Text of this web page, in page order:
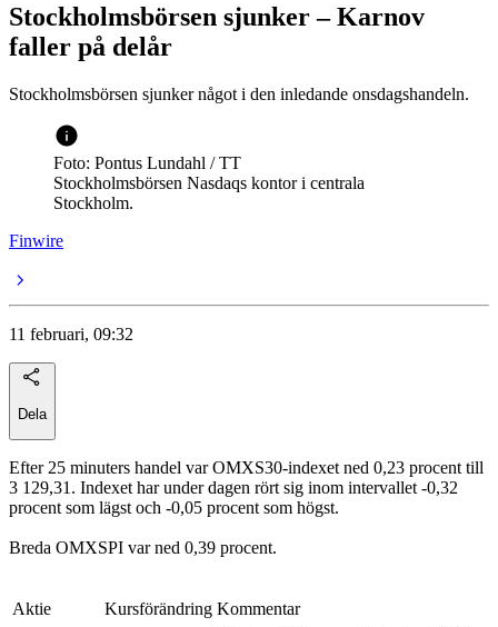
Stockholmsbörsen sjunker – Karnov
faller på delår
Stockholmsbörsen sjunker något i den inledande onsdagshandeln.
Foto: Pontus Lundahl / TT
Stockholmsbörsen Nasdaqs kontor i centrala
Stockholm.
Finwire
11 februari, 09:32
Dela
Efter 25 minuters handel var OMXS30-indexet ned 0,23 procent till
3 129,31. Indexet har under dagen rört sig inom intervallet -0,32
procent som lägst och -0,05 procent som högst.
Breda OMXSPI var ned 0,39 procent.
Aktie Kursförändring Kommentar